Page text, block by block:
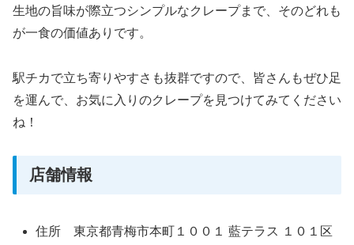
生地の旨味が際立つシンプルなクレープまで、そのどれも
が一食の価値ありです。
駅チカで立ち寄りやすさも抜群ですので、皆さんもぜひ足
を運んで、お気に入りのクレープを見つけてみてください
ね！
店舗情報
住所 東京都青梅市本町１００１ 藍テラス １０１区